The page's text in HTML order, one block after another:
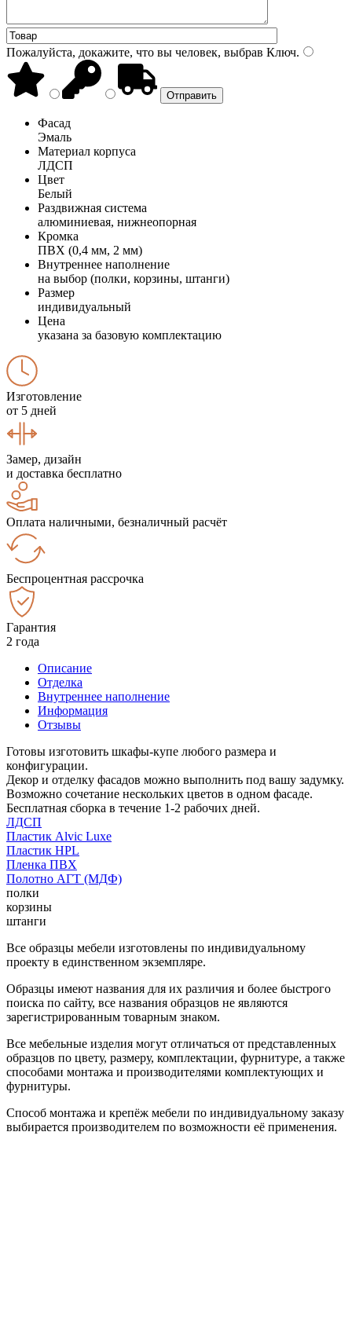
Пожалуйста, докажите, что вы человек, выбрав Ключ.
Фасад
Эмаль
Материал корпуса
ЛДСП
Цвет
Белый
Раздвижная система
алюминиевая, нижнеопорная
Кромка
ПВХ (0,4 мм, 2 мм)
Внутреннее наполнение
на выбор (полки, корзины, штанги)
Размер
индивидуальный
Цена
указана за базовую комплектацию
Изготовление
от 5 дней
Замер, дизайн
и доставка бесплатно
Оплата наличными, безналичный расчёт
Беспроцентная рассрочка
Гарантия
2 года
Описание
Отделка
Внутреннее наполнение
Информация
Отзывы
Готовы изготовить шкафы-купе любого размера и
конфигурации.
Декор и отделку фасадов можно выполнить под вашу задумку.
Возможно сочетание нескольких цветов в одном фасаде.
Бесплатная сборка в течение 1-2 рабочих дней.
ЛДСП
Пластик Alvic Luxe
Пластик HPL
Пленка ПВХ
Полотно АГТ (МДФ)
полки
корзины
штанги
Все образцы мебели изготовлены по индивидуальному
проекту в единственном экземпляре.
Образцы имеют названия для их различия и более быстрого
поиска по сайту, все названия образцов не являются
зарегистрированным товарным знаком.
Все мебельные изделия могут отличаться от представленных
образцов по цвету, размеру, комплектации, фурнитуре, а также
способами монтажа и производителями комплектующих и
фурнитуры.
Способ монтажа и крепёж мебели по индивидуальному заказу
выбирается производителем по возможности её применения.